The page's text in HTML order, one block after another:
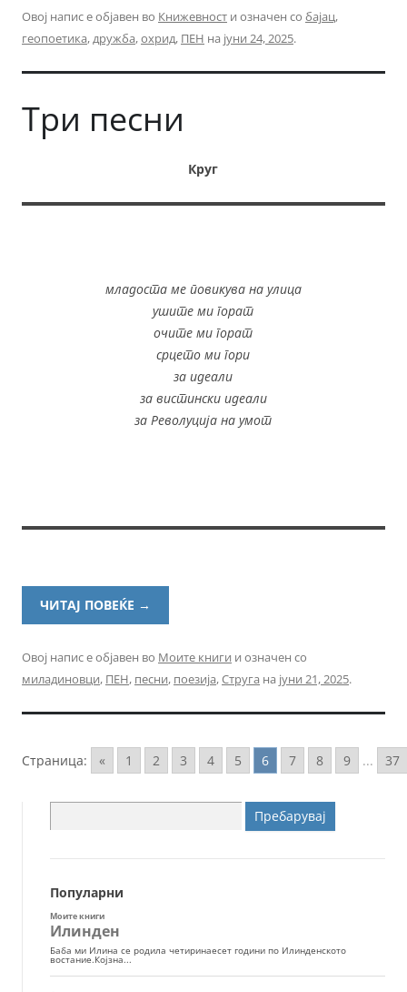
Овој напис е објавен во Книжевност и означен со бајац,
геопоетика,дружба,охрид, ПЕН на јуни 24, 2025.
Три песни
Круг
младоста ме повикува на улица
ушите ми горат
очите ми горат
срцето ми гори
за идеали
за вистински идеали
за Револуција на умот
ЧИТАЈ ПОВЕЌЕ →
Овој напис е објавен во Моите книги и означен со
миладиновци, ПЕН, песни, поезија,Струга на јуни 21, 2025.
Страница: « 1 2 3 4 5 6 7 8 9 ... 37
за:
Популарни